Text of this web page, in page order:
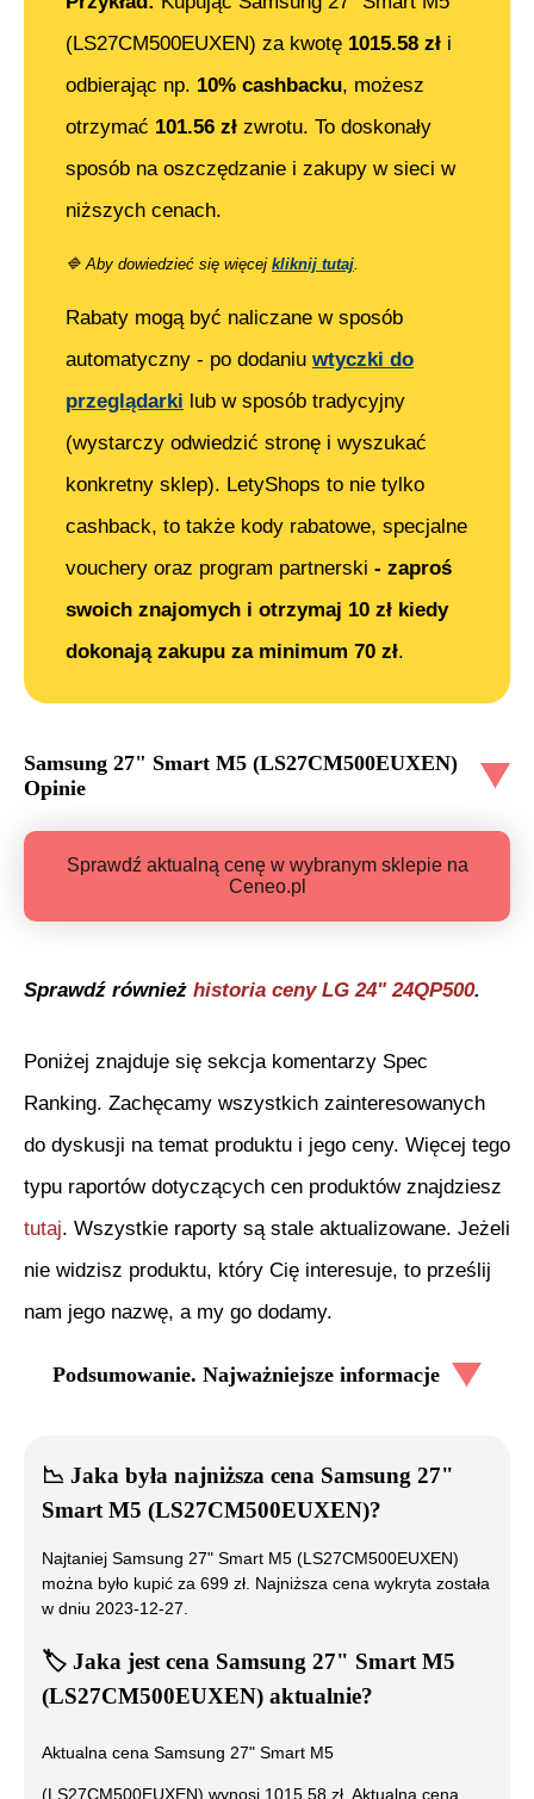
(LS27CM500EUXEN) za kwotę 1015.58 zł i
odbierając np. 10% cashbacku, możesz
otrzymać 101.56 zł zwrotu. To doskonały
sposób na oszczędzanie i zakupy w sieci w
niższych cenach.
🔷 Aby dowiedzieć się więcej kliknij tutaj
Rabaty mogą być naliczane w sposób
automatyczny - po dodaniu wtyczki do
przeglądarki lub w sposób tradycyjny
(wystarczy odwiedzić stronę i wyszukać
konkretny sklep). LetyShops to nie tylko
cashback, to także kody rabatowe, specjalne
vouchery oraz program partnerski - zaproś
swoich znajomych i otrzymaj 10 zł kiedy
dokonają zakupu za minimum 70 zł.
Samsung 27" Smart M5 (LS27CM500EUXEN)
Opinie
Sprawdź aktualną cenę w wybranym sklepie na
Ceneo.pl
Sprawdź również historia ceny LG 24" 24QP500.
Poniżej znajduje się sekcja komentarzy Spec
Ranking. Zachęcamy wszystkich zainteresowanych
do dyskusji na temat produktu i jego ceny. Więcej tego
typu raportów dotyczących cen produktów znajdziesz
tutaj. Wszystkie raporty są stale aktualizowane. Jeżeli
nie widzisz produktu, który Cię interesuje, to prześlij
nam jego nazwę, a my go dodamy.
Podsumowanie. Najważniejsze informacje
📉 Jaka była najniższa cena Samsung 27"
Smart M5 (LS27CM500EUXEN)?
Najtaniej Samsung 27" Smart M5 (LS27CM500EUXEN)
można było kupić za 699 zł. Najniższa cena wykryta została
w dniu 2023-12-27
🏷️ Jaka jest cena Samsung 27" Smart M5
(LS27CM500EUXEN) aktualnie?
Aktualna cena Samsung 27" Smart M5
(LS27CM500EUXEN) wynosi 1015.58 zł. Aktualna cena